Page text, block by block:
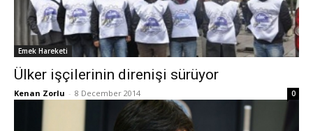
Emek Hareketi
Ülker işçilerinin direnişi sürüyor
Kenan Zorlu - 8 December 2014 0